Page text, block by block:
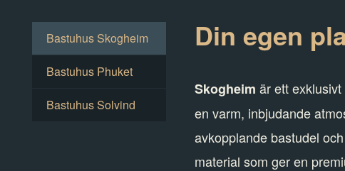
Bastuhus Skogheim
Bastuhus Phuket
Bastuhus Solvind
Din egen
Skogheim är ett
en varm, inbjudande
avkopplande bastudel
material som ger en